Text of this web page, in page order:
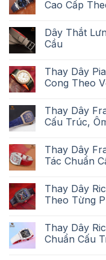
Cao Cấp
Dây Thắt
Cầu
Thay Dây
Cong Theo
Thay Dây
Cấu Trúc,
Thay Dây
Tác Chuẩn
Thay Dây
Theo Từng
Thay Dây
Chuẩn Cấu